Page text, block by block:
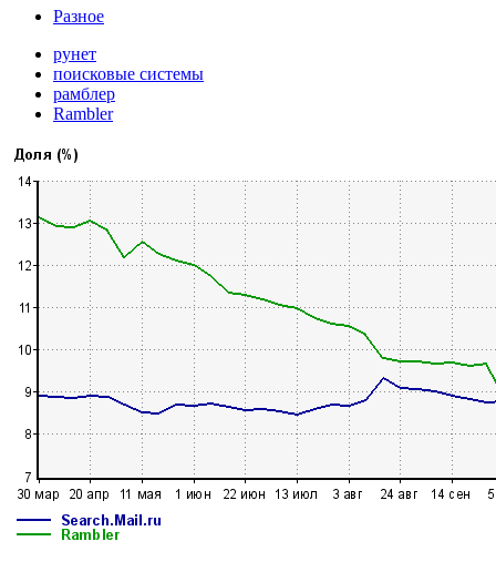
Разное
рунет
поисковые системы
рамблер
Rambler